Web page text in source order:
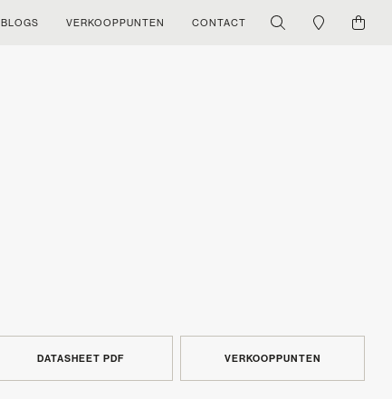
BLOGS VERKOOPPUNTEN CONTACT
DATASHEET PDF VERKOOPPUNTEN